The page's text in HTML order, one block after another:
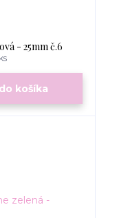
- 25mm č.6
ks
košíka